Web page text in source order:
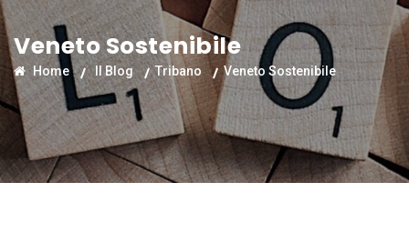
Veneto Sostenibile
Home Il Blog Tribano Veneto Sostenibile